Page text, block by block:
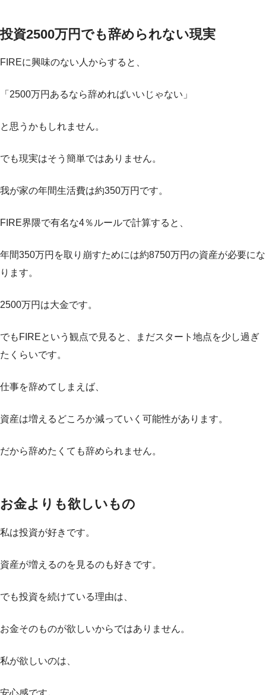
投資2500万円でも辞められない現実
FIREに興味のない人からすると、
「2500万円あるなら辞めればいいじゃない」
と思うかもしれません。
でも現実はそう簡単ではありません。
我が家の年間生活費は約350万円です。
FIRE界隈で有名な4％ルールで計算すると、
年間350万円を取り崩すためには約8750万円の資産が必要にな
ります。
2500万円は大金です。
でもFIREという観点で見ると、まだスタート地点を少し過ぎ
たくらいです。
仕事を辞めてしまえば、
資産は増えるどころか減っていく可能性があります。
だから辞めたくても辞められません。
お金よりも欲しいもの
私は投資が好きです。
資産が増えるのを見るのも好きです。
でも投資を続けている理由は、
お金そのものが欲しいからではありません。
私が欲しいのは、
安心感です。